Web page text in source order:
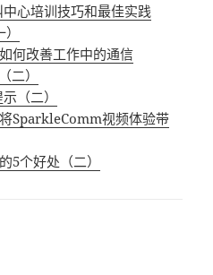
心培训技巧和最佳实践
何改善工作中的通信
二）
（二）
SparkleComm视频体验带
5个好处（二）